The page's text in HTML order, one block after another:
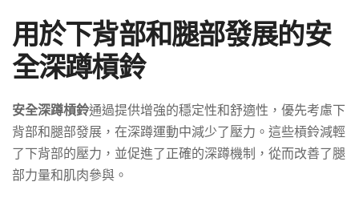
用於下背部和腿部發展的安
全深蹲槓鈴
安全深蹲槓鈴通過提供增強的穩定性和舒適性，優先考慮下
背部和腿部發展，在深蹲運動中減少了壓力。這些槓鈴減輕
了下背部的壓力，並促進了正確的深蹲機制，從而改善了腿
部力量和肌肉參與。